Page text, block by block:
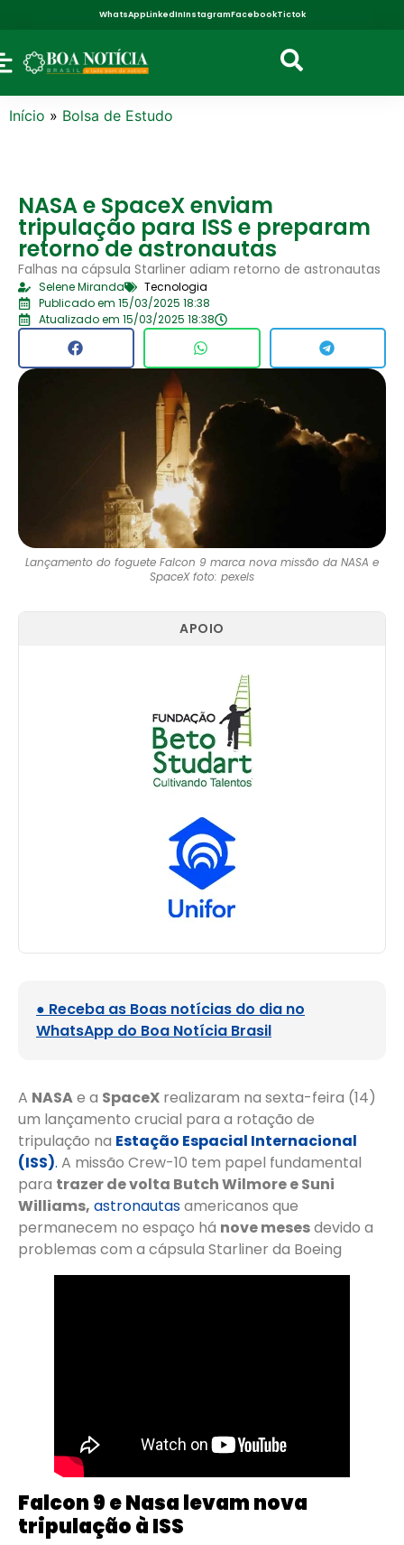
WhatsAppLinkedInInstagramFacebookTictok
Início » Bolsa de Estudo
NASA e SpaceX enviam
tripulação para ISS e preparam
retorno de astronautas
Falhas na cápsula Starliner adiam retorno de astronautas
Selene Miranda
Tecnologia
Publicado em 15/03/2025 18:38
Atualizado em 15/03/2025 18:38
Lançamento do foguete Falcon 9 marca nova missão da NASA e
SpaceX foto: pexels
APOIO
● Receba as Boas notícias do dia no
WhatsApp do Boa Notícia Brasil
A NASAe a SpaceX realizaram na sexta-feira (14)
um lançamento crucial para a rotação de
tripulação na Estação Espacial Internacional
(ISS). A missão Crew-10 tem papel fundamental
para trazer de volta Butch Wilmore e Suni
Williams, astronautasamericanos que
permanecem no espaço há nove mesesdevido a
problemas com a cápsula Starliner da Boeing
Falcon 9 e Nasa levam nova
tripulação à ISS